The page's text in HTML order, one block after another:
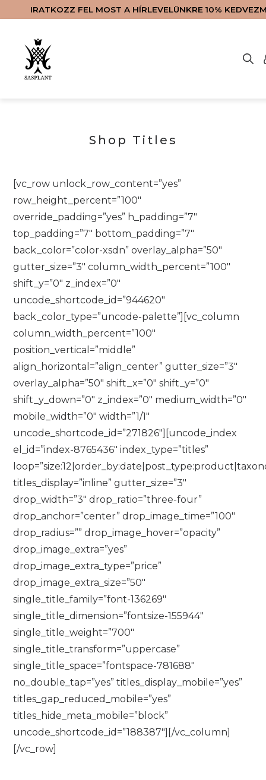
IRATKOZZ FEL MOST A HÍRLEVELÜNKRE 10%
WEBSHOP
VIRÁGKÜLDÉS
LAKÁSKIEGÉSZÍTŐK
SZOLGÁLTATÁSOK
KAPCSOLAT
Shop Titles
[vc_row unlock_row_content=”yes”
row_height_percent=”100″
override_padding=”yes” h_padding=”7″
top_padding=”7″ bottom_padding=”7″
back_color=”color-xsdn” overlay_alpha=”50″
gutter_size=”3″ column_width_percent=”100″
shift_y=”0″ z_index=”0″
uncode_shortcode_id=”944620″
back_color_type=”uncode-palette”][vc_column
column_width_percent=”100″
position_vertical=”middle”
align_horizontal=”align_center” gutter_size=”3″
overlay_alpha=”50″ shift_x=”0″ shift_y=”0″
shift_y_down=”0″ z_index=”0″ medium_width=”0″
mobile_width=”0″ width=”1/1″
uncode_shortcode_id=”271826″][uncode_index
el_id=”index-8765436″ index_type=”titles”
titles_display=”inline” gutter_size=”3″
drop_width=”3″ drop_ratio=”three-four”
drop_anchor=”center” drop_image_time=”100″
drop_radius=”” drop_image_hover=”opacity”
drop_image_extra=”yes”
drop_image_extra_type=”price”
drop_image_extra_size=”50″
single_title_family=”font-136269″
single_title_dimension=”fontsize-155944″
single_title_weight=”700″
single_title_transform=”uppercase”
single_title_space=”fontspace-781688″
no_double_tap=”yes” titles_display_mobile=”yes”
titles_gap_reduced_mobile=”yes”
titles_hide_meta_mobile=”block”
uncode_shortcode_id=”188387″][/vc_column]
[/vc_row]
Nincsenek termékek a